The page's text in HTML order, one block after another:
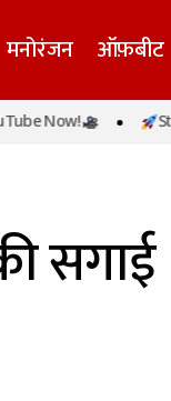
मनोरंजन ऑफ़बीट
Now!
सगाई